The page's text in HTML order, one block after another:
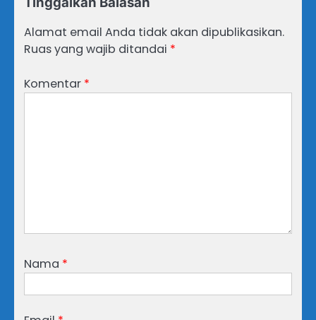
Alamat email Anda tidak akan dipublikasikan.
Ruas yang wajib ditandai *
Komentar *
Nama *